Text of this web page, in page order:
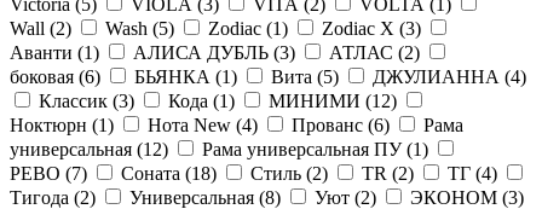
Wall (2) Wash (5) Zodiac (1) Zodiac X (3)
Аванти (1) АЛИСА ДУБЛЬ (3) АТЛАС (2)
боковая (6) БЬЯНКА (1) Вита (5) ДЖУЛИАННА (4)
Классик (3) Кода (1) МИНИМИ (12)
Ноктюрн (1) Нота New (4) Прованс (6)
Рама
универсальная (12) Рама универсальная ПУ (1)
РЕВО (7) Соната (18) Стиль (2) ТR (2) ТГ (4)
Тигода (2) Универсальная (8) Уют (2) ЭКОНОМ (3)